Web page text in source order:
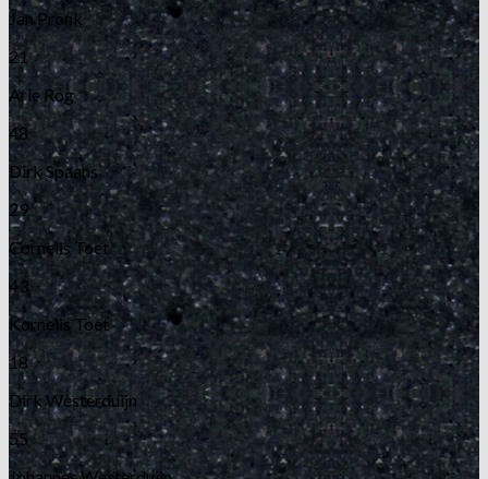
Jan Pronk
21
Arie Rog
48
Dirk Spaans
29
Cornelis Toet
43
Kornelis Toet
18
Dirk Westerduijn
55